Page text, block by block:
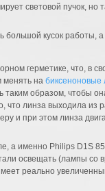
световой пучок, но
кусок работы,
герметике, что, в
менять на биксеноновые
образом, чтобы
линза выходила из
и при этом линза
а именно Philips D1S
освещать (лампы со
реально